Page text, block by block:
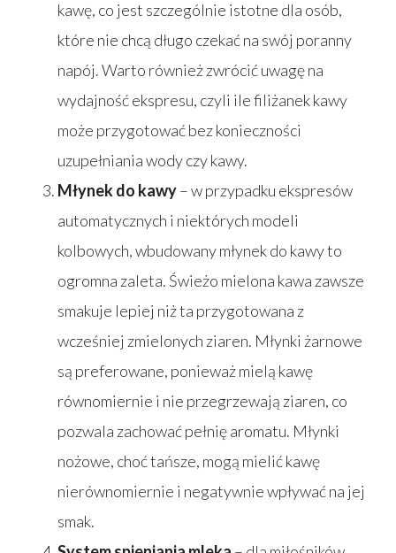
kawę, co jest szczególnie istotne dla osób,
które nie chcą długo czekać na swój poranny
napój. Warto również zwrócić uwagę na
wydajność ekspresu, czyli ile filiżanek kawy
może przygotować bez konieczności
uzupełniania wody czy kawy.
Młynek do kawy– w przypadku ekspresów
automatycznych i niektórych modeli
kolbowych, wbudowany młynek do kawy to
ogromna zaleta. Świeżo mielona kawa zawsze
smakuje lepiej niż ta przygotowana z
wcześniej zmielonych ziaren. Młynki żarnowe
są preferowane, ponieważ mielą kawę
równomiernie i nie przegrzewają ziaren, co
pozwala zachować pełnię aromatu. Młynki
nożowe, choć tańsze, mogą mielić kawę
nierównomiernie i negatywnie wpływać na jej
smak.